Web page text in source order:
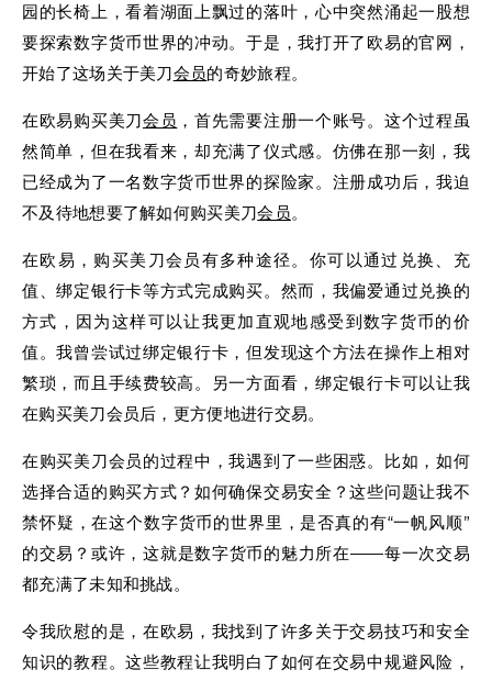
园的长椅上，看着湖面上飘过的落叶，心中突然涌起一股想
要探索数字货币世界的冲动。于是，我打开了欧易的官网，
开始了这场关于美刀会员的奇妙旅程。
在欧易购买美刀会员 ，首先需要注册一个账号。这个过程虽
然简单，但在我看来，却充满了仪式感。仿佛在那一刻，我
已经成为了一名数字货币世界的探险家。注册成功后，我迫
不及待地想要了解如何购买美刀会员。
在欧易，购买美刀会员有多种途径。你可以通过兑换、充
值、绑定银行卡等方式完成购买。然而，我偏爱通过兑换的
方式，因为这样可以让我更加直观地感受到数字货币的价
值。我曾尝试过绑定银行卡，但发现这个方法在操作上相对
繁琐，而且手续费较高。另一方面看，绑定银行卡可以让我
在购买美刀会员后，更方便地进行交易。
在购买美刀会员的过程中，我遇到了一些困惑。比如，如何
选择合适的购买方式？如何确保交易安全？这些问题让我不
禁怀疑，在这个数字货币的世界里，是否真的有“一帆风顺”
的交易？或许，这就是数字货币的魅力所在——每一次交易
都充满了未知和挑战。
令我欣慰的是，在欧易，我找到了许多关于交易技巧和安全
知识的教程。这些教程让我明白了如何在交易中规避风险，